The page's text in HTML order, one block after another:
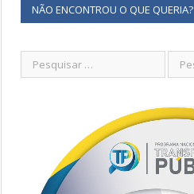
NÃO ENCONTROU O QUE QUERIA?